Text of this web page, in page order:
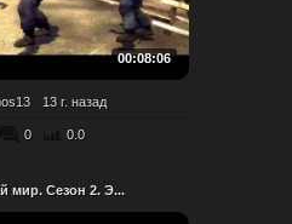
00:08:06
13 г. назад
0 0.0
мир. Сезон 2. Э...